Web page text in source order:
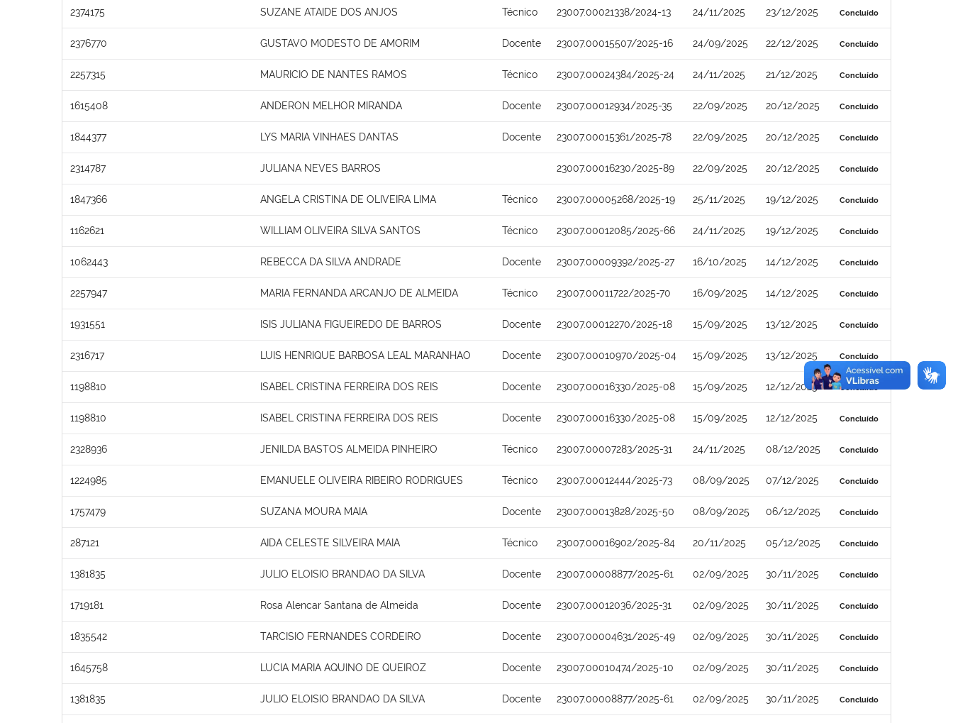
2374175 SUZANE ATAIDE DOS ANJOS Técnico 23007.00021338/2024-13 24/11/2025 23/12/2025 Concluído
2376770 GUSTAVO MODESTO DE AMORIM Docente 23007.00015507/2025-16 24/09/2025 22/12/2025 Concluído
2257315 MAURICIO DE NANTES RAMOS Técnico 23007.00024384/2025-24 24/11/2025 21/12/2025 Concluído
1615408 ANDERON MELHOR MIRANDA Docente 23007.00012934/2025-35 22/09/2025 20/12/2025 Concluído
1844377 LYS MARIA VINHAES DANTAS Docente 23007.00015361/2025-78 22/09/2025 20/12/2025 Concluído
2314787 JULIANA NEVES BARROS 23007.00016230/2025-89 22/09/2025 20/12/2025 Concluído
1847366 ANGELA CRISTINA DE OLIVEIRA LIMA Técnico 23007.00005268/2025-19 25/11/2025 19/12/2025 Concluído
1162621 WILLIAM OLIVEIRA SILVA SANTOS Técnico 23007.00012085/2025-66 24/11/2025 19/12/2025 Concluído
1062443 REBECCA DA SILVA ANDRADE Docente 23007.00009392/2025-27 16/10/2025 14/12/2025 Concluído
2257947 MARIA FERNANDA ARCANJO DE ALMEIDA Técnico 23007.00011722/2025-70 16/09/2025 14/12/2025 Concluído
1931551 ISIS JULIANA FIGUEIREDO DE BARROS Docente 23007.00012270/2025-18 15/09/2025 13/12/2025 Concluído
2316717 LUIS HENRIQUE BARBOSA LEAL MARANHAO Docente 23007.00010970/2025-04 15/09/2025 13/12/2025 Concluído
1198810 ISABEL CRISTINA FERREIRA DOS REIS Docente 23007.00016330/2025-08 15/09/2025 12/12/2025 Concluído
1198810 ISABEL CRISTINA FERREIRA DOS REIS Docente 23007.00016330/2025-08 15/09/2025 12/12/2025 Concluído
2328936 JENILDA BASTOS ALMEIDA PINHEIRO Técnico 23007.00007283/2025-31 24/11/2025 08/12/2025 Concluído
1224985 EMANUELE OLIVEIRA RIBEIRO RODRIGUES Técnico 23007.00012444/2025-73 08/09/2025 07/12/2025 Concluído
1757479 SUZANA MOURA MAIA Docente 23007.00013828/2025-50 08/09/2025 06/12/2025 Concluído
287121 AIDA CELESTE SILVEIRA MAIA Técnico 23007.00016902/2025-84 20/11/2025 05/12/2025 Concluído
1381835 JULIO ELOISIO BRANDAO DA SILVA Docente 23007.00008877/2025-61 02/09/2025 30/11/2025 Concluído
1719181 Rosa Alencar Santana de Almeida Docente 23007.00012036/2025-31 02/09/2025 30/11/2025 Concluído
1835542 TARCISIO FERNANDES CORDEIRO Docente 23007.00004631/2025-49 02/09/2025 30/11/2025 Concluído
1645758 LUCIA MARIA AQUINO DE QUEIROZ Docente 23007.00010474/2025-10 02/09/2025 30/11/2025 Concluído
1381835 JULIO ELOISIO BRANDAO DA SILVA Docente 23007.00008877/2025-61 02/09/2025 30/11/2025 Concluído